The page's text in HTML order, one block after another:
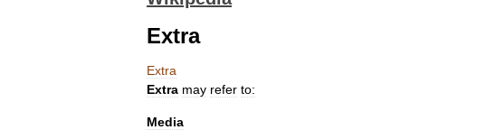
Extra
Extra
Extra may refer to:
Media